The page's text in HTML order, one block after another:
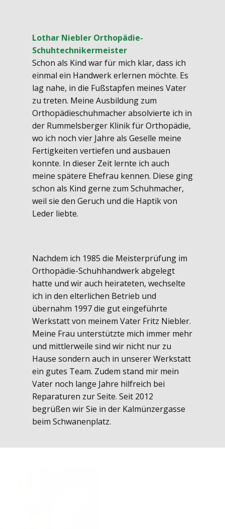
Lothar Niebler Orthopädie-
Schuhtechnikermeister
Schon als Kind war für mich klar, dass ich
einmal ein Handwerk erlernen möchte. Es
lag nahe, in die Fußstapfen meines Vater
zu treten. Meine Ausbildung zum
Orthopädieschuhmacher absolvierte ich in
der Rummelsberger Klinik für Orthopädie,
wo ich noch vier Jahre als Geselle meine
Fertigkeiten vertiefen und ausbauen
konnte. In dieser Zeit lernte ich auch
meine spätere Ehefrau kennen. Diese ging
schon als Kind gerne zum Schuhmacher,
weil sie den Geruch und die Haptik von
Leder liebte.
Nachdem ich 1985 die Meisterprüfung im
Orthopädie-Schuhhandwerk abgelegt
hatte und wir auch heirateten, wechselte
ich in den elterlichen Betrieb und
übernahm 1997 die gut eingeführte
Werkstatt von meinem Vater Fritz Niebler.
Meine Frau unterstützte mich immer mehr
und mittlerweile sind wir nicht nur zu
Hause sondern auch in unserer Werkstatt
ein gutes Team. Zudem stand mir mein
Vater noch lange Jahre hilfreich bei
Reparaturen zur Seite. Seit 2012
begrüßen wir Sie in der Kalmünzergasse
beim Schwanenplatz.